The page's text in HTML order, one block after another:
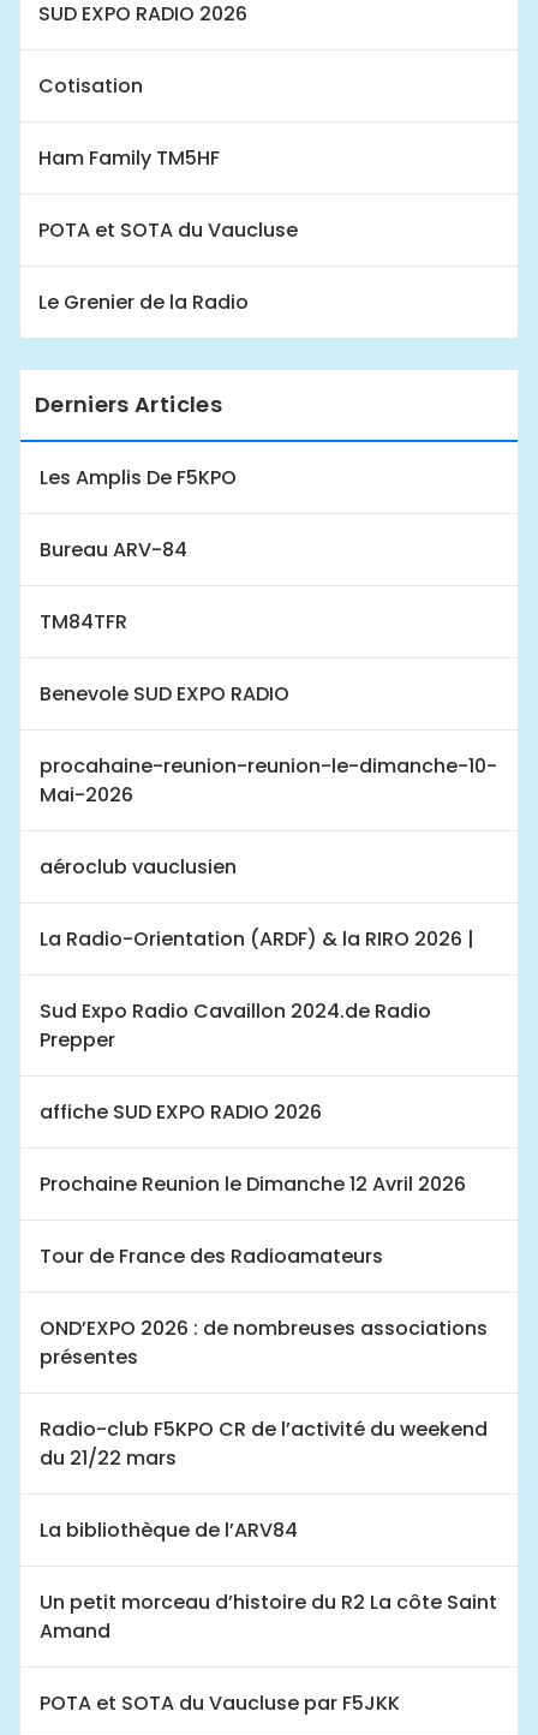
SUD EXPO RADIO 2026
Cotisation
Ham Family TM5HF
POTA et SOTA du Vaucluse
Le Grenier de la Radio
Derniers Articles
Les Amplis De F5KPO
Bureau ARV-84
TM84TFR
Benevole SUD EXPO RADIO
procahaine-reunion-reunion-le-dimanche-10-
Mai-2026
aéroclub vauclusien
La Radio-Orientation (ARDF) & la RIRO 2026 |
Sud Expo Radio Cavaillon 2024.de Radio
Prepper
affiche SUD EXPO RADIO 2026
Prochaine Reunion le Dimanche 12 Avril 2026
Tour de France des Radioamateurs
OND’EXPO 2026 : de nombreuses associations
présentes
Radio-club F5KPO CR de l’activité du weekend
du 21/22 mars
La bibliothèque de l’ARV84
Un petit morceau d’histoire du R2 La côte Saint
Amand
POTA et SOTA du Vaucluse par F5JKK